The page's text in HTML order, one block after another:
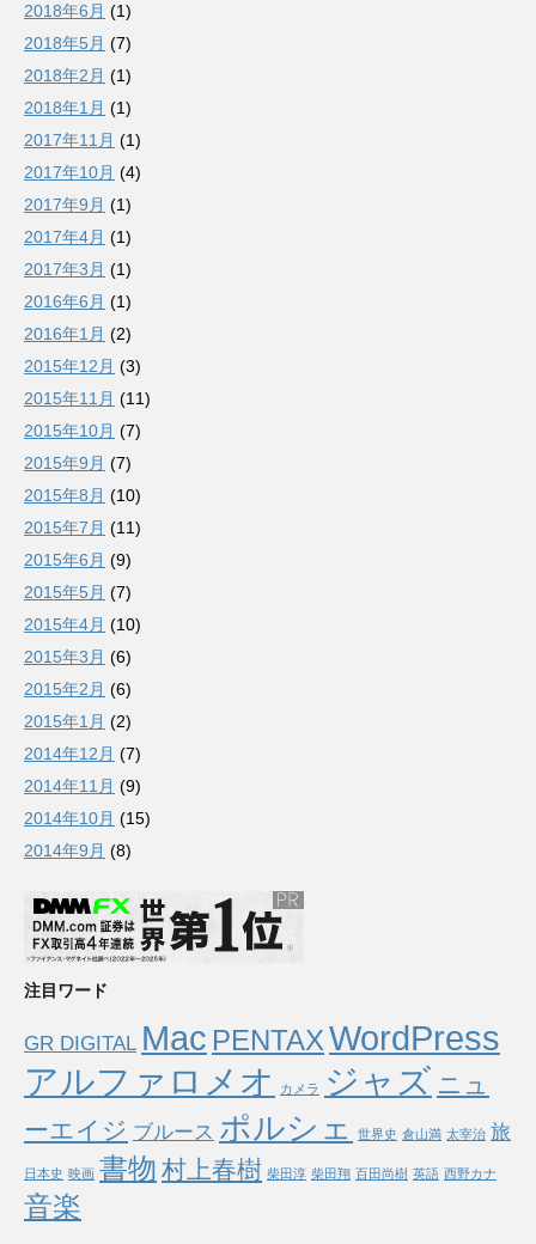
2018年6月 (1)
2018年5月 (7)
2018年2月 (1)
2018年1月 (1)
2017年11月 (1)
2017年10月 (4)
2017年9月 (1)
2017年4月 (1)
2017年3月 (1)
2016年6月 (1)
2016年1月 (2)
2015年12月 (3)
2015年11月 (11)
2015年10月 (7)
2015年9月 (7)
2015年8月 (10)
2015年7月 (11)
2015年6月 (9)
2015年5月 (7)
2015年4月 (10)
2015年3月 (6)
2015年2月 (6)
2015年1月 (2)
2014年12月 (7)
2014年11月 (9)
2014年10月 (15)
2014年9月 (8)
注目ワード
GR DIGITAL Mac PENTAXWordPress
アルファロメオ
カメラ ジャズ ニュ
ーエイジ ブルース ポルシェ 世界史 倉山満 太宰治 旅
日本史 映画 書物 村上春樹 柴田淳 柴田翔 百田尚樹 英語 西野カナ
音楽